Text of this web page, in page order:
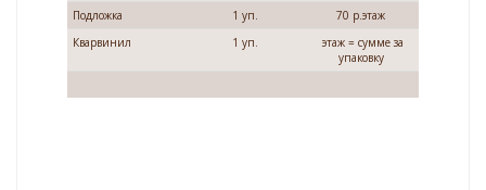
Подложка
1 уп.
70 р.этаж
Кварвинил
1 уп.
этаж = сумме за
упаковку